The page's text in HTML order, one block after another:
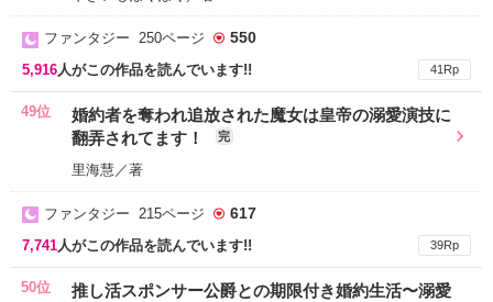
ファンタジー 250ページ 550
5,916人がこの作品を読んでいます!! 41Rp
49位
婚約者を奪われ追放された魔女は皇帝の溺愛演技に
翻弄されてます！
完
里海慧／著
ファンタジー 215ページ 617
7,741人がこの作品を読んでいます!! 39Rp
50位
推し活スポンサー公爵との期限付き婚約生活〜溺愛